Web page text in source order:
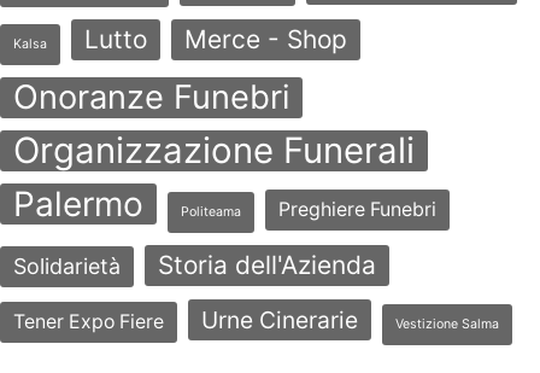
Kalsa Lutto Merce - Shop
Onoranze Funebri
Organizzazione Funerali
Palermo Politeama Preghiere Funebri
Solidarietà Storia dell'Azienda
Tener Expo Fiere Urne Cinerarie Vestizione Salma